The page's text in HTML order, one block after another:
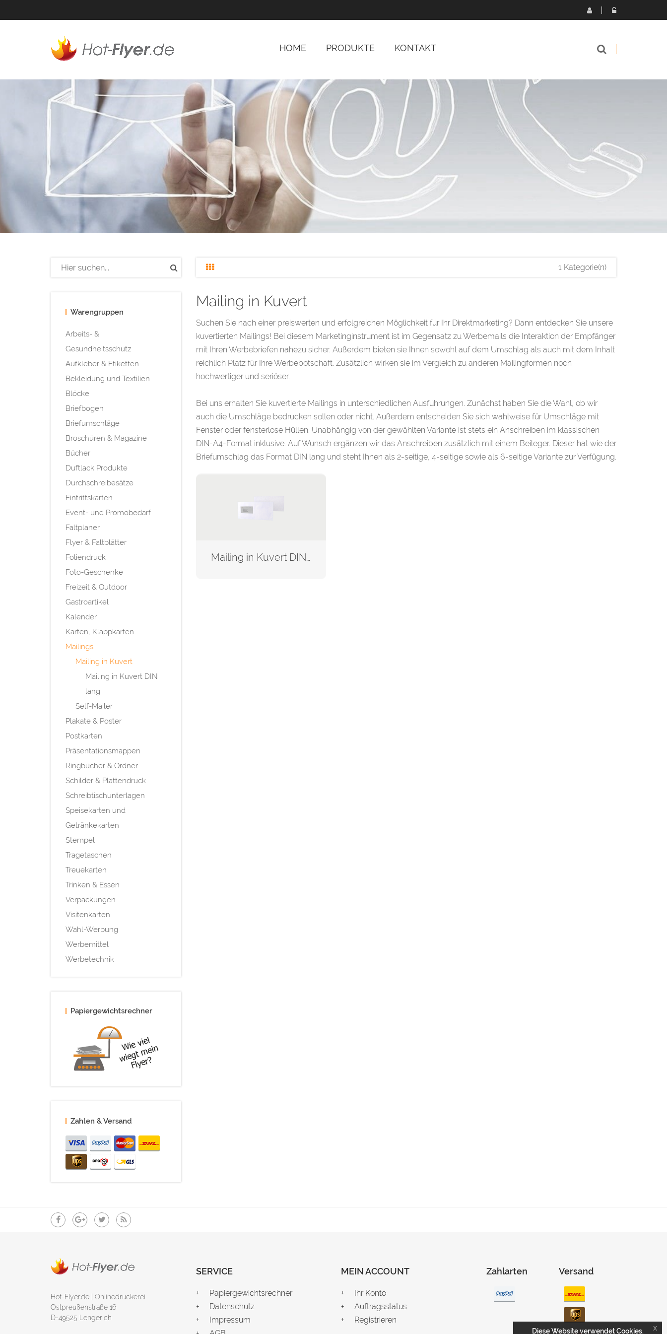
HOME PRODUKTE KONTAKT
Warengruppen
Arbeits- &
Gesundheitsschutz
Aufkleber & Etiketten
Bekleidung und Textilien
Blöcke
Briefbogen
Briefumschläge
Broschüren & Magazine
Bücher
Duftlack Produkte
Durchschreibesätze
Eintrittskarten
Event- und Promobedarf
Faltplaner
Flyer & Faltblätter
Foliendruck
Foto-Geschenke
Freizeit & Outdoor
Gastroartikel
Kalender
Karten, Klappkarten
Mailings
Mailing in Kuvert
Mailing in Kuvert DIN
lang
Self-Mailer
Plakate & Poster
Postkarten
Präsentationsmappen
Ringbücher & Ordner
Schilder & Plattendruck
Schreibtischunterlagen
Speisekarten und
Getränkekarten
Stempel
Tragetaschen
Treuekarten
Trinken & Essen
Verpackungen
Visitenkarten
Wahl-Werbung
Werbemittel
Werbetechnik
Papiergewichtsrechner
Zahlen & Versand
1 Kategorie(n)
Mailing in Kuvert
Suchen Sie nach einer preiswerten und erfolgreichen Möglichkeit für Ihr Direktmarketing? Dann entdecken Sie unsere
kuvertierten Mailings! Bei diesem Marketinginstrument ist im Gegensatz zu Werbemails die Interaktion der Empfänger
mit Ihren Werbebriefen nahezu sicher. Außerdem bieten sie Ihnen sowohl auf dem Umschlag als auch mit dem Inhalt
reichlich Platz für Ihre Werbebotschaft. Zusätzlich wirken sie im Vergleich zu anderen Mailingformen noch
hochwertiger und seriöser.
Bei uns erhalten Sie kuvertierte Mailings in unterschiedlichen Ausführungen. Zunächst haben Sie die Wahl, ob wir
auch die Umschläge bedrucken sollen oder nicht. Außerdem entscheiden Sie sich wahlweise für Umschläge mit
Fenster oder fensterlose Hüllen. Unabhängig von der gewählten Variante ist stets ein Anschreiben im klassischen
DIN-A4-Format inklusive. Auf Wunsch ergänzen wir das Anschreiben zusätzlich mit einem Beileger. Dieser hat wie der
Briefumschlag das Format DIN lang und steht Ihnen als 2-seitige, 4-seitige sowie als 6-seitige Variante zur Verfügung.
Mailing in Kuvert DIN lang
Hot-Flyer.de | Onlinedruckerei
Ostpreußenstraße 16
D-49525 Lengerich
SERVICE
Papiergewichtsrechner
Datenschutz
Impressum
MEIN ACCOUNT
Ihr Konto
Auftragsstatus
Registrieren
Zahlarten Versand
Diese Website verwendet Cookies. x